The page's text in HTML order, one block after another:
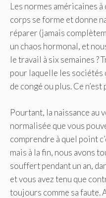
Les normes américaines
corps se forme et donne
réparer (jamais
un chaos hormonal, et
le travail à six semaines ?
pour laquelle les
de congé ou plus. Ce n’est
Pourtant, la naissance au
normalisée que vous
comprendre à quel point
mais à la fin, nous avons
souffert pendant un an,
et vous avez tenu que
toujours comme sa faute.